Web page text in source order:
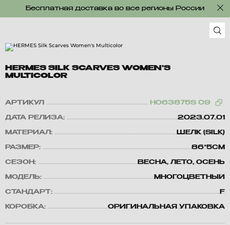
Бесплатная доставка во все регионы России
HERMES SILK SCARVES WOMEN'S
MULTICOLOR
АРТИКУЛ H063875S 09
ДАТА РЕЛИЗА: 2023.07.01
МАТЕРИАЛ: ШЕЛК (SILK)
РАЗМЕР: 86*5CM
СЕЗОН: ВЕСНА, ЛЕТО, ОСЕНЬ
МОДЕЛЬ: МНОГОЦВЕТНЫЙ
СТАНДАРТ: F
КОРОБКА: ОРИГИНАЛЬНАЯ УПАКОВКА